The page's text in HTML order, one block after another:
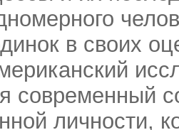
в своих
современный
личности,